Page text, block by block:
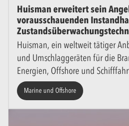
Huisman erweitert sein
vorausschauenden
Huisman, ein weltweit tätiger
und Umschlaggeräten für die
Energien, Offshore und
Marine und Offshore